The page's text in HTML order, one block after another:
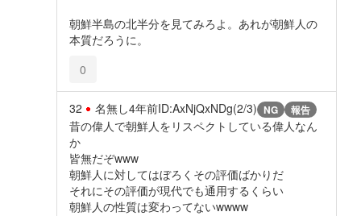
朝鮮半島の北半分を見てみろよ。あれが朝鮮人の
本質だろうに。
0
32 名無し4年前ID:AxNjQxNDg(2/3) NG 報告
昔の偉人で朝鮮人をリスペクトしている偉人なん
か
皆無だぞwww
朝鮮人に対してはぼろくその評価ばかりだ
それにその評価が現代でも通用するくらい
朝鮮人の性質は変わってないwwww